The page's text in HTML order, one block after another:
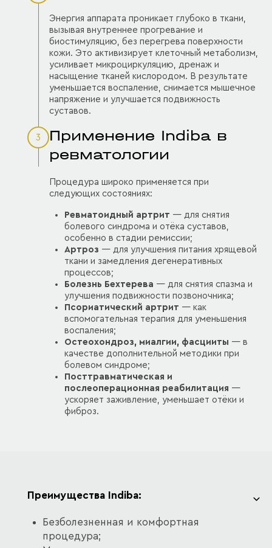
Энергия аппарата проникает глубоко в ткани,
вызывая внутреннее прогревание и
биостимуляцию, без перегрева поверхности
кожи. Это активизирует клеточный метаболизм,
усиливает микроциркуляцию, дренаж и
насыщение тканей кислородом. В результате
уменьшается воспаление, снимается мышечное
напряжение и улучшается подвижность
суставов.
3
Применение Indiba в
ревматологии
Процедура широко применяется при
следующих состояниях:
Ревматоидный артрит — для снятия
болевого синдрома и отёка суставов,
особенно в стадии ремиссии;
Артроз — для улучшения питания хрящевой
ткани и замедления дегенеративных
процессов;
Болезнь Бехтерева — для снятия спазма и
улучшения подвижности позвоночника;
Псориатический артрит — как
вспомогательная терапия для уменьшения
воспаления;
Остеохондроз, миалгии, фасцииты — в
качестве дополнительной методики при
болевом синдроме;
Посттравматическая и
послеоперационная реабилитация —
ускоряет заживление, уменьшает отёки и
фиброз.
Преимущества Indiba:
Безболезненная и комфортная
процедура;